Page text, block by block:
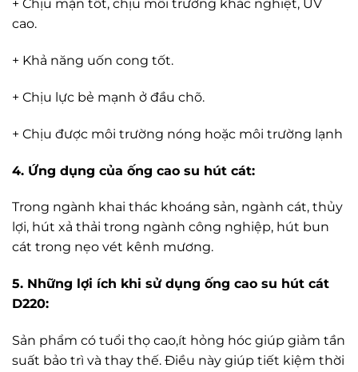
+ Chịu mặn tốt, chịu môi trường khắc nghiệt, UV
cao.
+ Khả năng uốn cong tốt.
+ Chịu lực bẻ mạnh ở đầu chõ.
+ Chịu được môi trường nóng hoặc môi trường lạnh
4. Ứng dụng của ống cao su hút cát:
Trong ngành khai thác khoáng sản, ngành cát, thủy
lợi, hút xả thải trong ngành công nghiệp, hút bun
cát trong nẹo vét kênh mương.
5. Những lợi ích khi sử dụng ống cao su hút cát
D220:
Sản phẩm có tuổi thọ cao,ít hỏng hóc giúp giảm tần
suất bảo trì và thay thế. Điều này giúp tiết kiệm thời